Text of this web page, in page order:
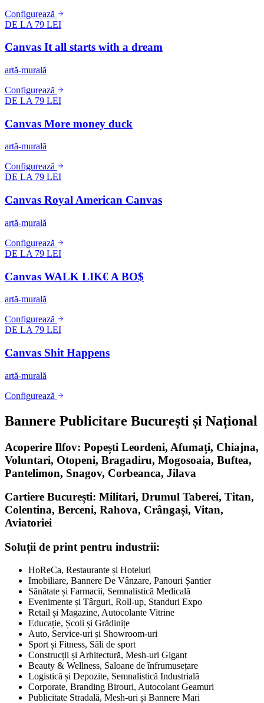
Configurează
DE LA 79 LEI
Canvas It all starts with a dream
artă-murală
Configurează
DE LA 79 LEI
Canvas More money duck
artă-murală
Configurează
DE LA 79 LEI
Canvas Royal American Canvas
artă-murală
Configurează
DE LA 79 LEI
Canvas WALK LIK€ A BO$
artă-murală
Configurează
DE LA 79 LEI
Canvas Shit Happens
artă-murală
Configurează
Bannere Publicitare București și Național
Acoperire Ilfov: Popești Leordeni, Afumați, Chiajna,
Voluntari, Otopeni, Bragadiru, Mogosoaia, Buftea,
Pantelimon, Snagov, Corbeanca, Jilava
Cartiere București: Militari, Drumul Taberei, Titan,
Colentina, Berceni, Rahova, Crângași, Vitan,
Aviatoriei
Soluții de print pentru industrii:
HoReCa, Restaurante și Hoteluri
Imobiliare, Bannere De Vânzare, Panouri Șantier
Sănătate și Farmacii, Semnalistică Medicală
Evenimente și Târguri, Roll-up, Standuri Expo
Retail și Magazine, Autocolante Vitrine
Educație, Școli și Grădinițe
Auto, Service-uri și Showroom-uri
Sport și Fitness, Săli de sport
Construcții și Arhitectură, Mesh-uri Gigant
Beauty & Wellness, Saloane de înfrumusețare
Logistică și Depozite, Semnalistică Industrială
Corporate, Branding Birouri, Autocolant Geamuri
Publicitate Stradală, Mesh-uri și Bannere Mari